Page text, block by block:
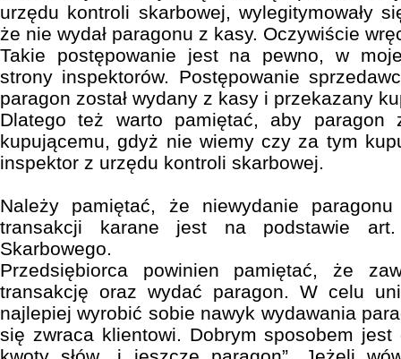
urzędu kontroli skarbowej, wylegitymowały
że nie wydał paragonu z kasy. Oczywiście
Takie postępowanie jest na pewno, w
strony inspektorów. Postępowanie
paragon został wydany z kasy i przekazany
Dlatego też warto pamiętać, aby paragon
kupującemu, gdyż nie wiemy czy za tym
inspektor z urzędu kontroli skarbowej.
Należy pamiętać, że niewydanie paragonu
transakcji karane jest na podstawie
Skarbowego.
Przedsiębiorca powinien pamiętać, że
transakcję oraz wydać paragon. W celu
najlepiej wyrobić sobie nawyk wydawania
się zwraca klientowi. Dobrym sposobem